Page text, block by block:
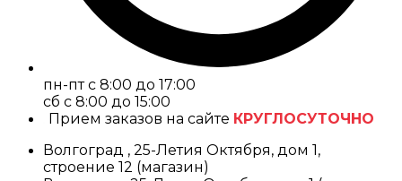
пн-пт с 8:00 до 17:00
cб с 8:00 до 15:00
Прием заказов на сайте КРУГЛОСУТОЧНО
Волгоград , 25-Летия Октября, дом 1,
строение 12 (магазин)